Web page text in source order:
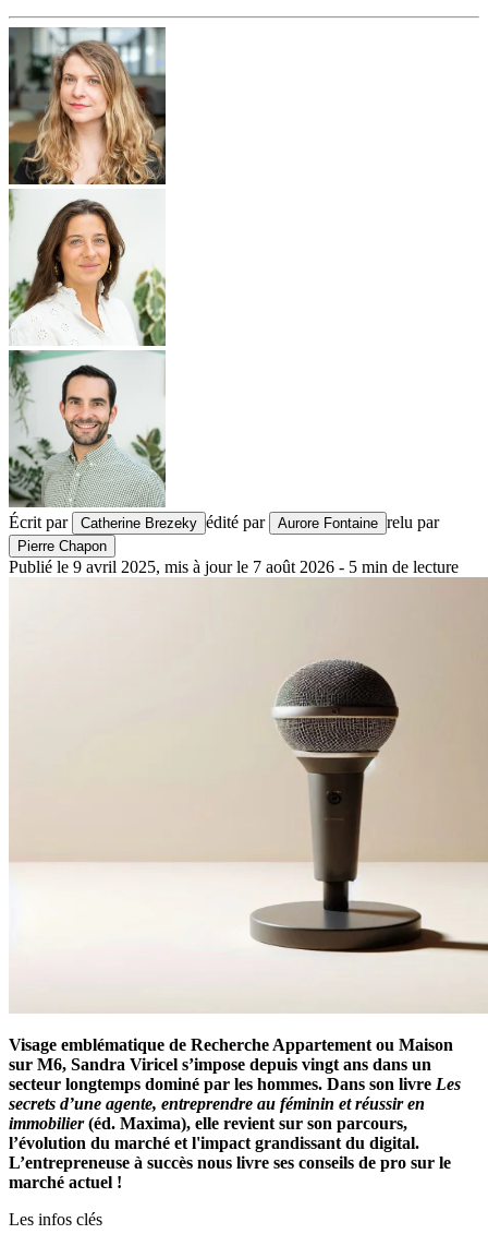
Écrit par Catherine Brezeky édité par Aurore Fontaine relu par
Pierre Chapon
Publié le 9 avril 2025, mis à jour le 7 août 2026 - 5 min de lecture
Visage emblématique de Recherche Appartement ou Maison
sur M6, Sandra Viricel s’impose depuis vingt ans dans un
secteur longtemps dominé par les hommes. Dans son livre Les
secrets d’une agente, entreprendre au féminin et réussir en
immobilier(éd. Maxima), elle revient sur son parcours,
l’évolution du marché et l'impact grandissant du digital.
L’entrepreneuse à succès nous livre ses conseils de pro sur le
marché actuel !
Les infos clés